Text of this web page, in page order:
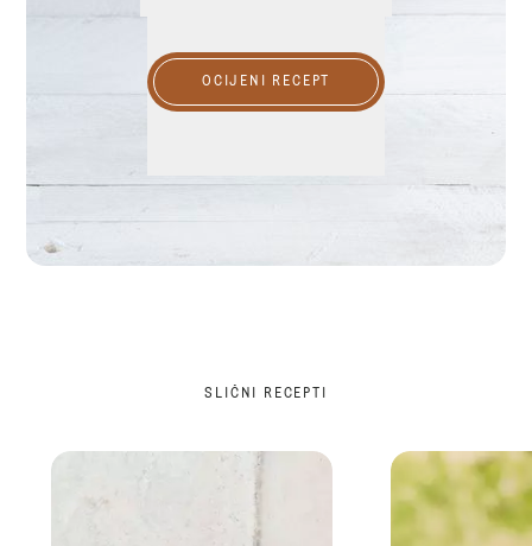
OCIJENI RECEPT
SLIČNI RECEPTI